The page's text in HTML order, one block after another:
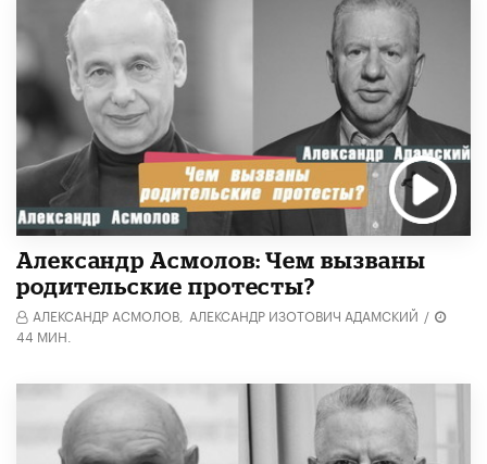
Александр Асмолов: Чем вызваны
родительские протесты?
АЛЕКСАНДР АСМОЛОВ, АЛЕКСАНДР ИЗОТОВИЧ АДАМСКИЙ /
44 МИН.